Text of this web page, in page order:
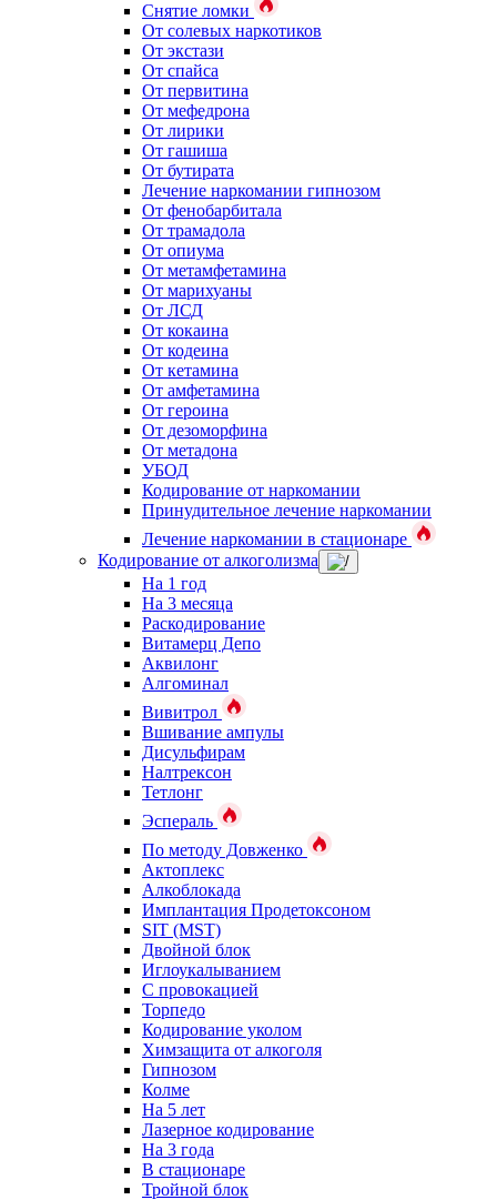
Снятие ломки
От солевых наркотиков
От экстази
От спайса
От первитина
От мефедрона
От лирики
От гашиша
От бутирата
Лечение наркомании гипнозом
От фенобарбитала
От трамадола
От опиума
От метамфетамина
От марихуаны
От ЛСД
От кокаина
От кодеина
От кетамина
От амфетамина
От героина
От дезоморфина
От метадона
УБОД
Кодирование от наркомании
Принудительное лечение наркомании
Лечение наркомании в стационаре
Кодирование от алкоголизма
На 1 год
На 3 месяца
Раскодирование
Витамерц Депо
Аквилонг
Алгоминал
Вивитрол
Вшивание ампулы
Дисульфирам
Налтрексон
Тетлонг
Эспераль
По методу Довженко
Актоплекс
Алкоблокада
Имплантация Продетоксоном
SIT (MST)
Двойной блок
Иглоукалыванием
С провокацией
Торпедо
Кодирование уколом
Химзащита от алкоголя
Гипнозом
Колме
На 5 лет
Лазерное кодирование
На 3 года
В стационаре
Тройной блок